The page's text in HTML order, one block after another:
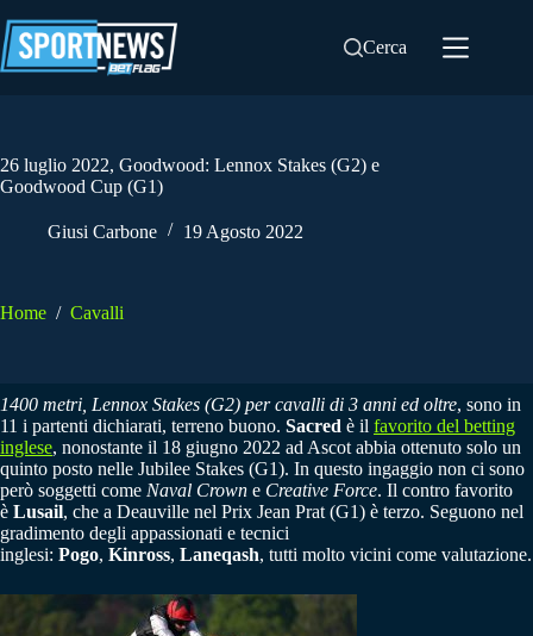
al
contenuto
Cerca
26 luglio 2022, Goodwood: Lennox Stakes (G2) e
Goodwood Cup (G1)
Giusi Carbone 19 Agosto 2022
Home / Cavalli
1400 metri, Lennox Stakes (G2) per cavalli di 3 anni ed oltre, sono in
11 i partenti dichiarati, terreno buono. Sacred è il favorito del betting
inglese, nonostante il 18 giugno 2022 ad Ascot abbia ottenuto solo un
quinto posto nelle Jubilee Stakes (G1). In questo ingaggio non ci sono
però soggetti come Naval Crown e Creative Force. Il contro favorito
è Lusail, che a Deauville nel Prix Jean Prat (G1) è terzo. Seguono nel
gradimento degli appassionati e tecnici
inglesi: Pogo, Kinross, Laneqash, tutti molto vicini come valutazione.